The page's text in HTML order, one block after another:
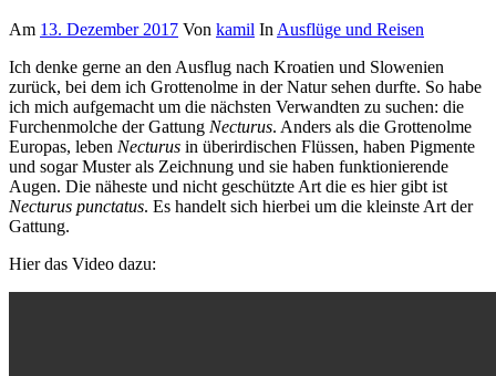
Am 13. Dezember 2017 Von kamil InAusflüge und Reisen
Ich denke gerne an den Ausflug nach Kroatien und Slowenien
zurück, bei dem ich Grottenolme in der Natur sehen durfte. So habe
ich mich aufgemacht um die nächsten Verwandten zu suchen: die
Furchenmolche der Gattung Necturus. Anders als die Grottenolme
Europas, leben Necturus in überirdischen Flüssen, haben Pigmente
und sogar Muster als Zeichnung und sie haben funktionierende
Augen. Die näheste und nicht geschützte Art die es hier gibt ist
Necturus punctatus. Es handelt sich hierbei um die kleinste Art der
Gattung.
Hier das Video dazu: